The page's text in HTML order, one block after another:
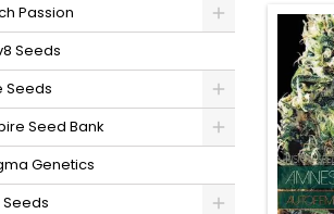
Passion
Seeds
Seeds
Seed Bank
Genetics
Seeds
g/
g/
en
cm